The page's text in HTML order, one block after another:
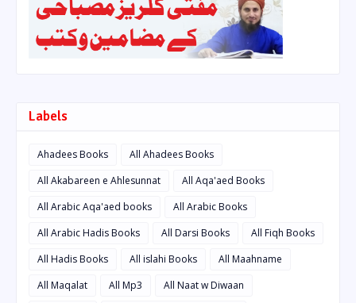
Labels
Ahadees Books
All Ahadees Books
All Akabareen e Ahlesunnat
All Aqa'aed Books
All Arabic Aqa'aed books
All Arabic Books
All Arabic Hadis Books
All Darsi Books
All Fiqh Books
All Hadis Books
All islahi Books
All Maahname
All Maqalat
All Mp3
All Naat w Diwaan